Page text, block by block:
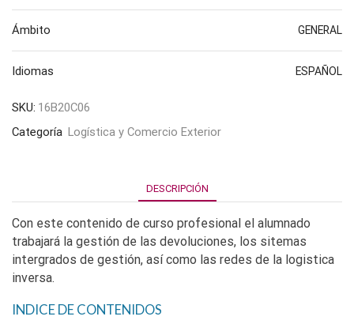
Ámbito GENERAL
Idiomas ESPAÑOL
SKU: 16B20C06
Categoría Logística y Comercio Exterior
DESCRIPCIÓN
Con este contenido de curso profesional el alumnado
trabajará la gestión de las devoluciones, los sitemas
intergrados de gestión, así como las redes de la logistica
inversa.
INDICE DE CONTENIDOS